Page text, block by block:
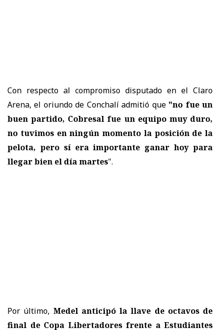
Con respecto al compromiso disputado en el Claro
Arena, el oriundo de Conchalí admitió que "no fue un
buen partido, Cobresal fue un equipo muy duro,
no tuvimos en ningún momento la posición de la
pelota, pero sí era importante ganar hoy para
llegar bien el día martes".
Por último, Medel anticipó la llave de octavos de
final de Copa Libertadores frente a Estudiantes